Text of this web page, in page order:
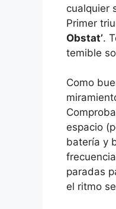
cualquier
Primer
Obstat’.
temible
Como
espacio
batería y
paradas
el ritmo